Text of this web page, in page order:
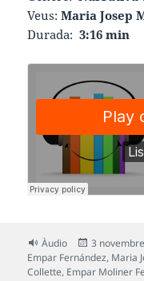
Veus:Maria Josep
Durada:3:16 min
Format
Àudio
Publicat
el
3
Empar Fernández, Maria
Collette, Empar Moliner